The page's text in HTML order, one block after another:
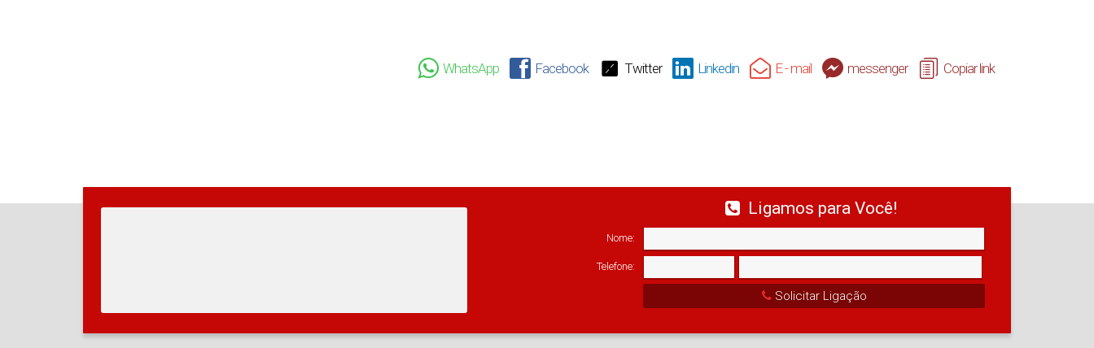
WhatsApp Facebook Twitter Linkedin E - mail messenger Copiar link
Ligamos para Você!
Nome:
Telefone:
Solicitar Ligação